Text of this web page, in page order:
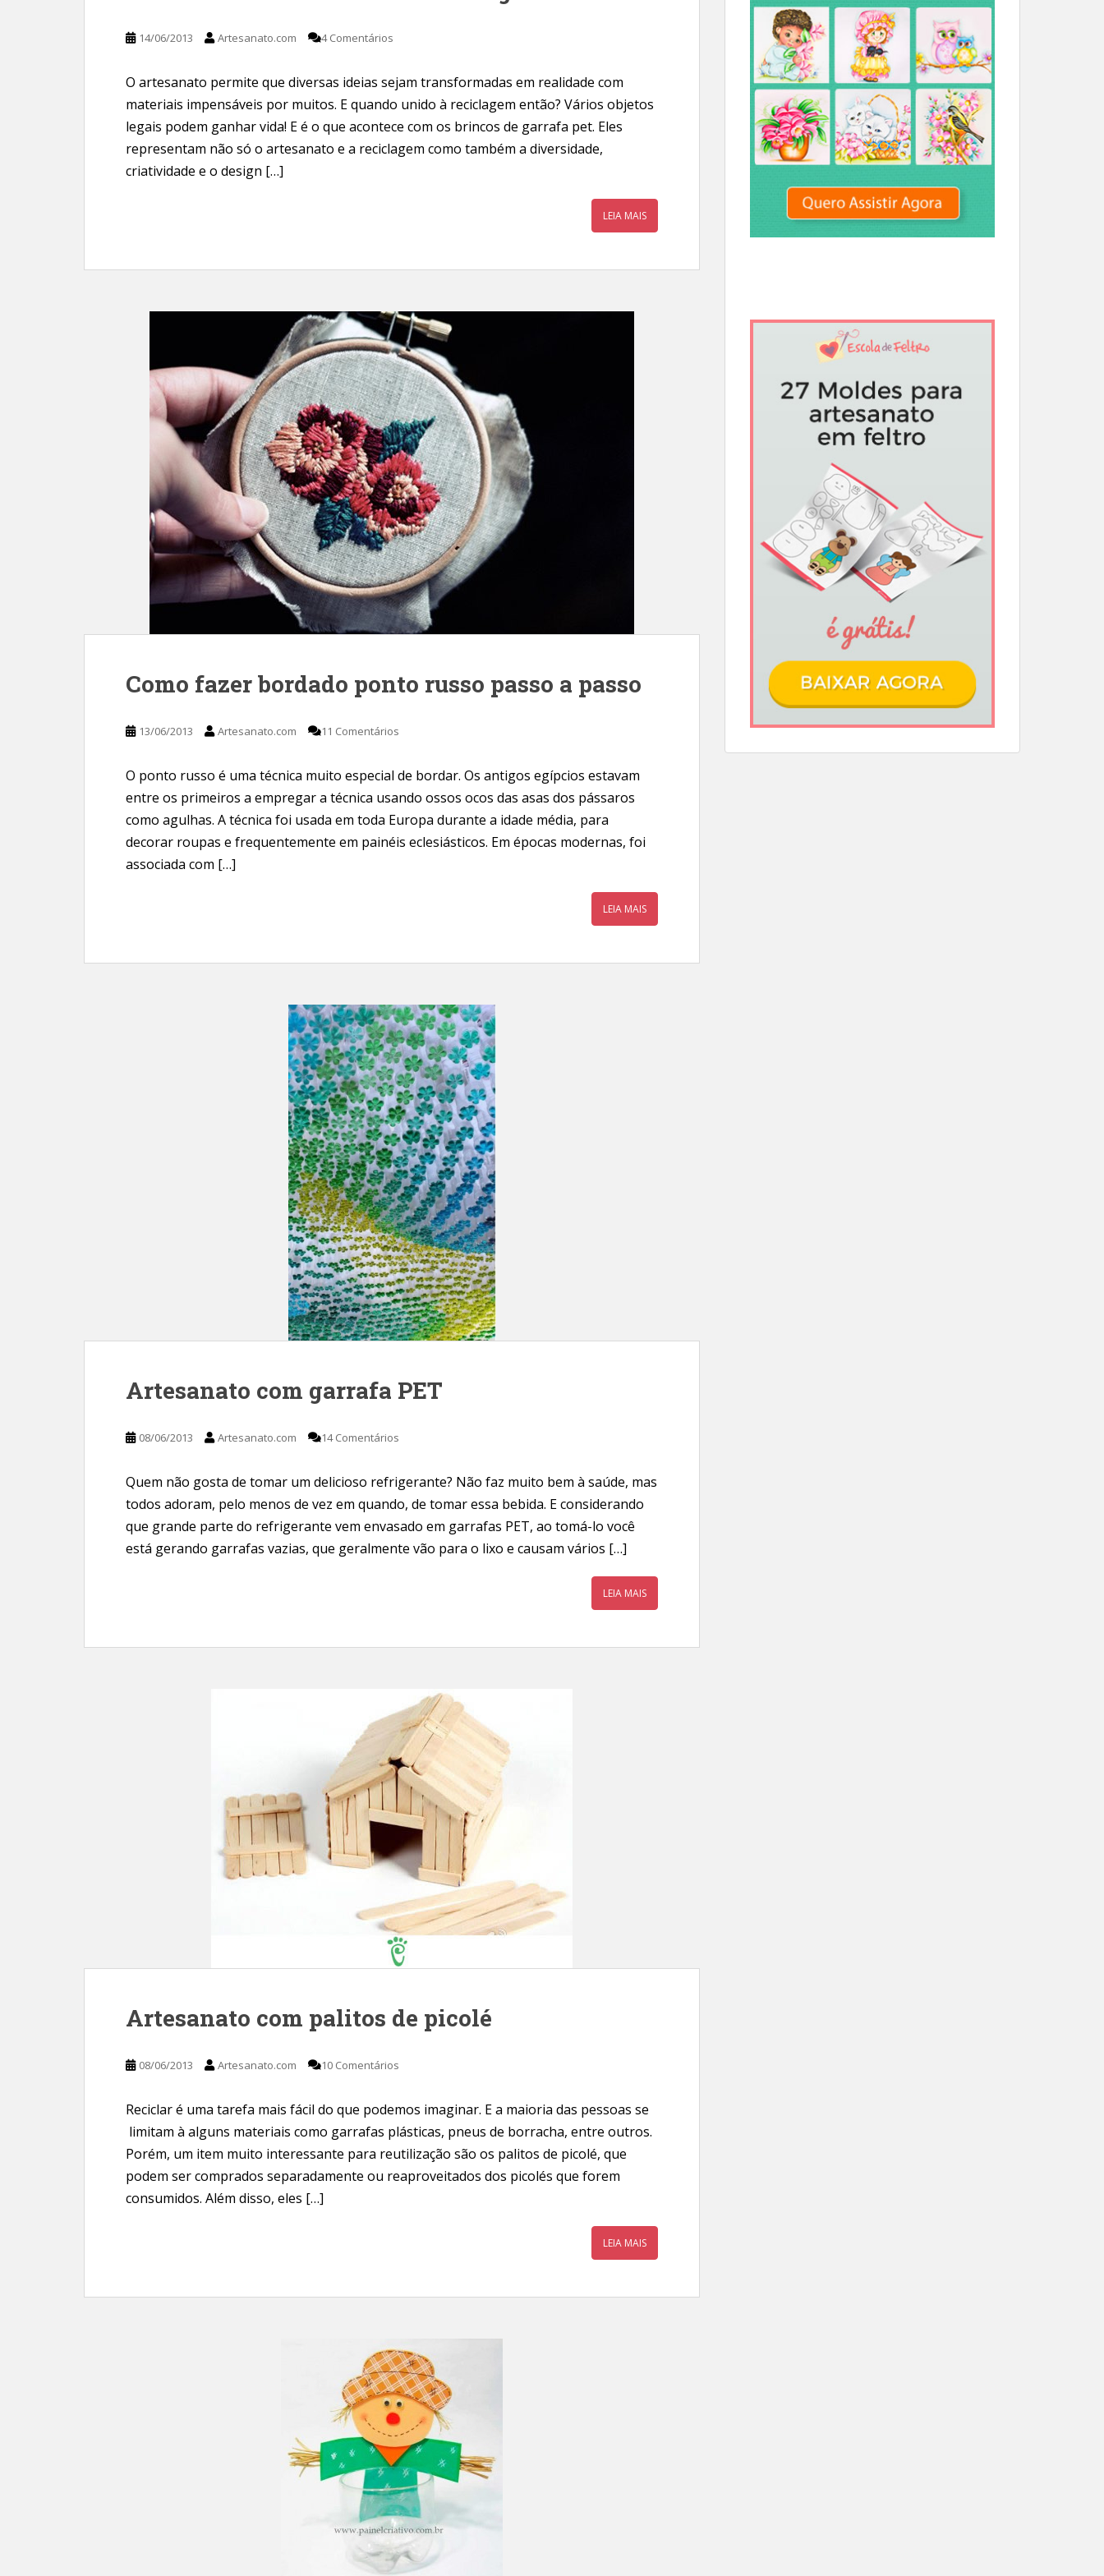
14/06/2013 Artesanato.com 4 Comentários
O artesanato permite que diversas ideias sejam transformadas em realidade com
materiais impensáveis por muitos. E quando unido à reciclagem então? Vários objetos
legais podem ganhar vida! E é o que acontece com os brincos de garrafa pet. Eles
representam não só o artesanato e a reciclagem como também a diversidade,
criatividade e o design […]
LEIA MAIS
Como fazer bordado ponto russo passo a passo
13/06/2013 Artesanato.com 11 Comentários
O ponto russo é uma técnica muito especial de bordar. Os antigos egípcios estavam
entre os primeiros a empregar a técnica usando ossos ocos das asas dos pássaros
como agulhas. A técnica foi usada em toda Europa durante a idade média, para
decorar roupas e frequentemente em painéis eclesiásticos. Em épocas modernas, foi
associada com […]
LEIA MAIS
Artesanato com garrafa PET
08/06/2013 Artesanato.com 14 Comentários
Quem não gosta de tomar um delicioso refrigerante? Não faz muito bem à saúde, mas
todos adoram, pelo menos de vez em quando, de tomar essa bebida. E considerando
que grande parte do refrigerante vem envasado em garrafas PET, ao tomá-lo você
está gerando garrafas vazias, que geralmente vão para o lixo e causam vários […]
LEIA MAIS
Artesanato com palitos de picolé
08/06/2013 Artesanato.com 10 Comentários
Reciclar é uma tarefa mais fácil do que podemos imaginar. E a maioria das pessoas se
limitam à alguns materiais como garrafas plásticas, pneus de borracha, entre outros.
Porém, um item muito interessante para reutilização são os palitos de picolé, que
podem ser comprados separadamente ou reaproveitados dos picolés que forem
consumidos. Além disso, eles […]
LEIA MAIS